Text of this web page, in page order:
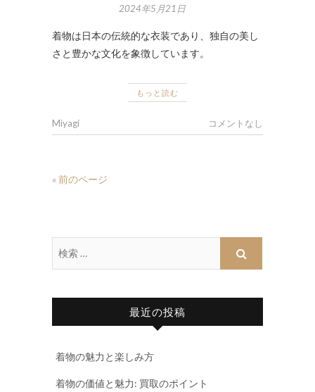
2024年5月21日
着物は日本の伝統的な衣装であり、独自の美し
さと豊かな文化を象徴しています。
もっと読む
Miyagi コメントなし
« 前のページ
最近の投稿
着物の魅力と楽しみ方
着物の価値と魅力: 買取のポイント